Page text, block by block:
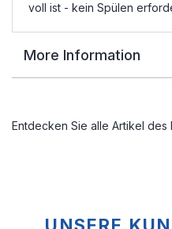
voll ist - kein Spülen
More Information
Entdecken Sie alle Artikel des